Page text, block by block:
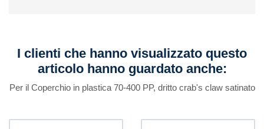
I clienti che hanno visualizzato questo
articolo hanno guardato anche:
Per il Coperchio in plastica 70-400 PP, dritto crab's claw satinato